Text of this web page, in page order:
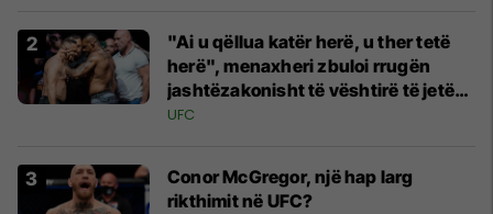
"Ai u qëllua katër herë, u ther tetë
herë", menaxheri zbuloi rrugën
jashtëzakonisht të vështirë të jetës
së luftëtarit të MMA
UFC
Conor McGregor, një hap larg
rikthimit në UFC?